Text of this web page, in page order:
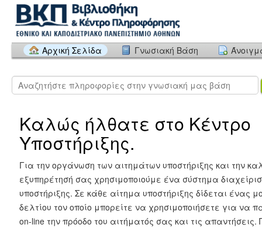
Αρχική Σελίδα Γνωσιακή Βάση
Καλώς ήλθατε στο Κέντρο
Υποστήριξης.
Για την οργάνωση των αιτημάτων υποστήριξης και την
εξυπηρέτησή σας χρησιμοποιούμε ένα σύστημα
υποστήριξης. Σε κάθε αίτημα υποστήριξης δίδεται ένας
δελτίου τον οποίο μπορείτε να χρησιμοποιήσετε για να
on-line την πρόοδο του αιτήματός σας και τις